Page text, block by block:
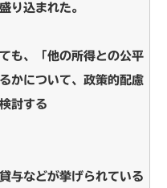
り込まれた。
も、「他の所得との公平
かについて、政策的配慮
討する
与などが挙げられている